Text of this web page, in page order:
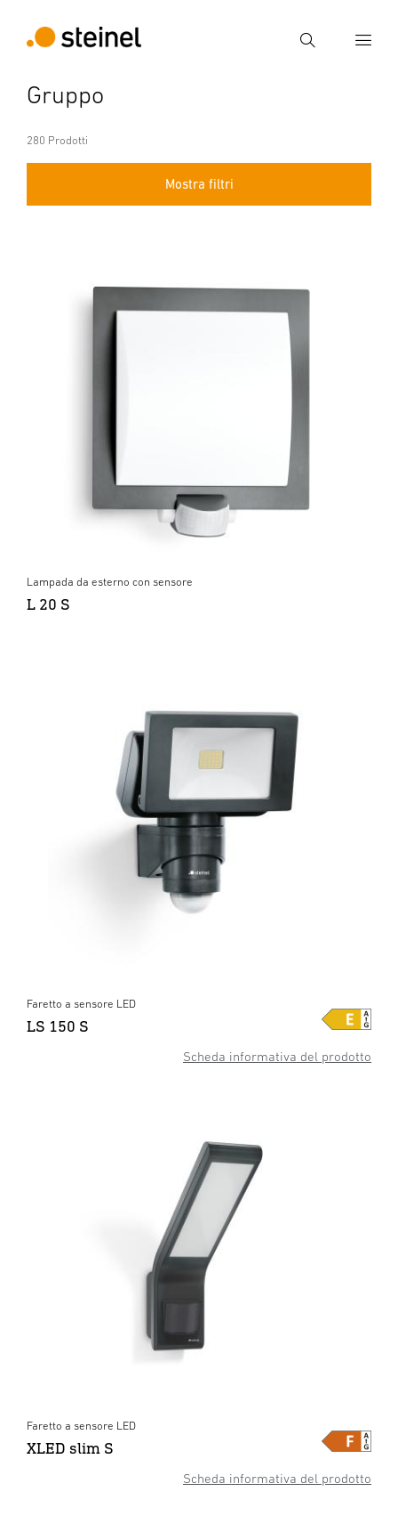
Ricerca
Gruppo
280 Prodotti
Mostra filtri
Lampada da esterno con sensore
L 20 S
Scheda informativa del prodotto
Faretto a sensore LED
LS 150 S
Scheda informativa del prodotto
Faretto a sensore LED
XLED slim S